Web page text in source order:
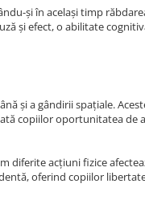
și în același timp
și efect, o abilitate
și a gândirii spațiale.
copiilor oportunitatea de
diferite acțiuni fizice
oferind copiilor